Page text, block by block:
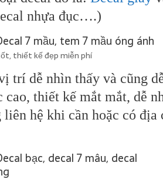
nhựa đục….)
thiết kế đẹp miễn phí
trí dễ nhìn thấy và cũng
thiết kế mắt mắt, dễ
hệ khi cần hoặc có